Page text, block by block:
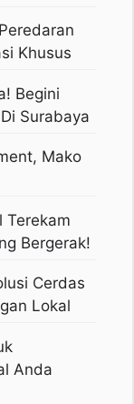
Khusus
Begini
Surabaya
Mako
Terekam
Bergerak!
Cerdas
Lokal